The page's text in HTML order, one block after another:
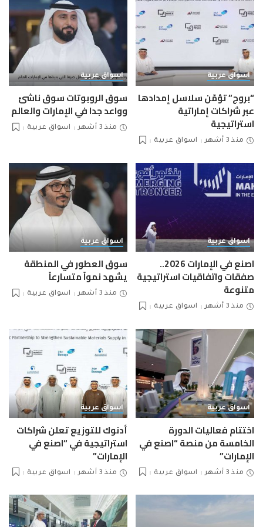
اسواق عربية
“بروج” تؤمّن سلاسل إمدادها
عبر شراكات إماراتية
استراتيجية
منذ 3 أشهر اسواق عربية
اسواق عربية
سوق الروبوتات سوق ناشئ
وواعد جدا في الإمارات والعالم
منذ 3 أشهر اسواق عربية
اسواق عربية
اصنع في الإمارات 2026..
صفقات واتفاقيات استراتيجية
متنوعة
منذ 3 أشهر اسواق عربية
اسواق عربية
سوق العطور في المنطقة
يشهد نمواً متسارعاً
منذ 3 أشهر اسواق عربية
اسواق عربية
اختتام فعاليات الدورة
الخامسة من منصة “اصنع في
الإمارات”
منذ 3 أشهر اسواق عربية
اسواق عربية
أدنوك للتوزيع تعلن شراكات
استراتيجية في “اصنع في
الإمارات”
منذ 3 أشهر اسواق عربية